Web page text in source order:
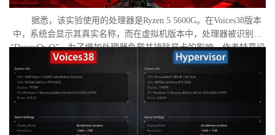
据悉，该实验使用的处理器是Ryzen 5 5600G。在Voices38版本
中，系统会显示其真实名称，而在虚拟机版本中，处理器被识别为
“DenuvOwO”。为了增加处理器负载并排除显卡的影响，作者特意设
置了低分辨率，并将所有图形设置调至“极低”模式。两项测试均在相
同条件下进行：内存完整性和基于虚拟化的安全性（VBS）均已关
闭，并且两轮测试之间电脑甚至没有重启。